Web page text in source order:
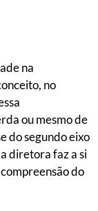
na
no
ou mesmo de
do segundo eixo
diretora faz a si
do